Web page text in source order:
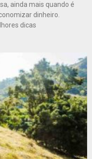
ainda mais quando é
dinheiro.
dicas